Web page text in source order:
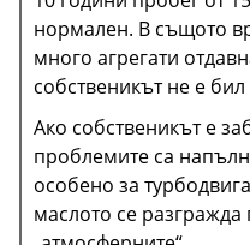
нормален. В същото
много агрегати
собственикът не е
Ако собственикът е
проблемите са
особено за
маслото се
Към автоматичните
подхожда с повишено